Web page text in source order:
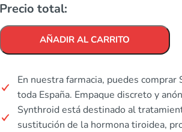
Precio total:
AÑADIR AL CARRITO
En nuestra farmacia, puedes
toda España. Empaque discreto y
Synthroid está destinado al
sustitución de la hormona tiroidea,